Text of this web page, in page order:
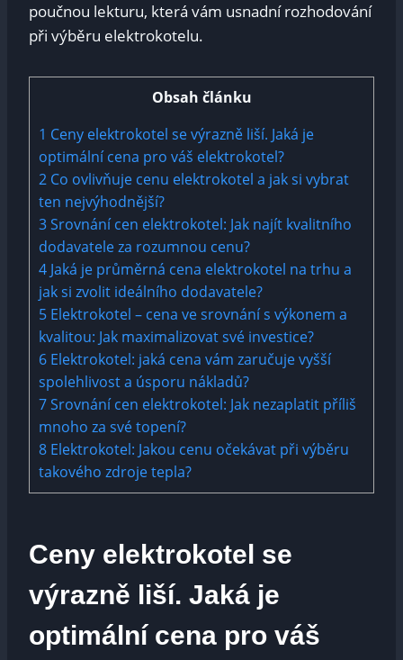
poučnou lekturu, která vám usnadní rozhodování
při výběru elektrokotelu.
Obsah článku
1 Ceny elektrokotel se výrazně liší. Jaká je
optimální cena pro váš elektrokotel?
2 Co ovlivňuje cenu elektrokotel a jak si vybrat
ten nejvýhodnější?
3Srovnání cen elektrokotel: Jak najít kvalitního
dodavatele za rozumnou cenu?
4 Jaká je průměrná cena elektrokotel na trhu a
jak si zvolit ideálního dodavatele?
5 Elektrokotel – cena ve srovnání s výkonem a
kvalitou: Jak maximalizovat své investice?
6 Elektrokotel: jaká cena vám zaručuje vyšší
spolehlivost a úsporu nákladů?
7Srovnání cen elektrokotel: Jak nezaplatit příliš
mnoho za své topení?
8 Elektrokotel: Jakou cenu očekávat při výběru
takového zdroje tepla?
Ceny elektrokotel se
výrazně liší. Jaká je
optimální cena pro váš